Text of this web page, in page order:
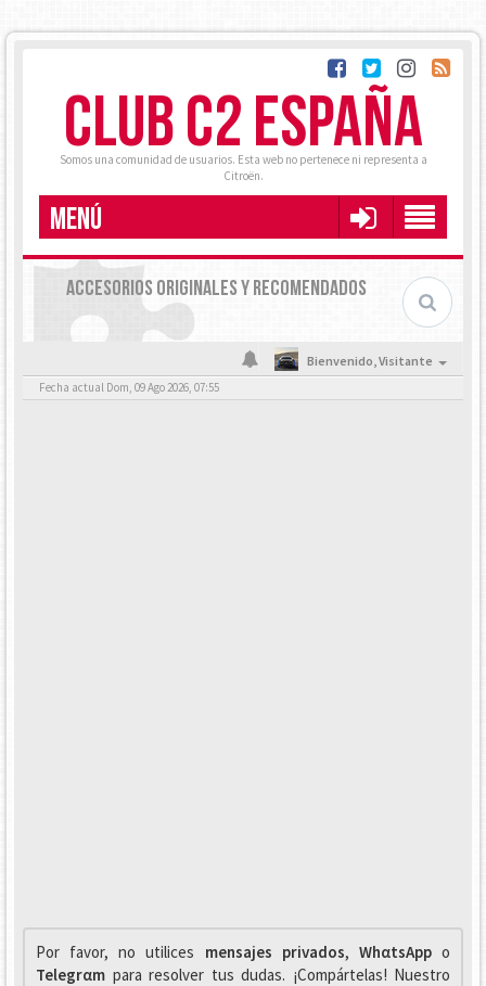
CLUB C2 ESPAÑA
Somos una comunidad de usuarios. Esta web no pertenece ni representa a
Citroën.
MENÚ
ACCESORIOS ORIGINALES Y RECOMENDADOS
Bienvenido,Visitante
Fecha actual Dom, 09 Ago 2026, 07:55
Por favor, no utilices mensajes privados, WhαtsAppo
Telegrαm para resolver tus dudas. ¡Compártelas! Nuestro